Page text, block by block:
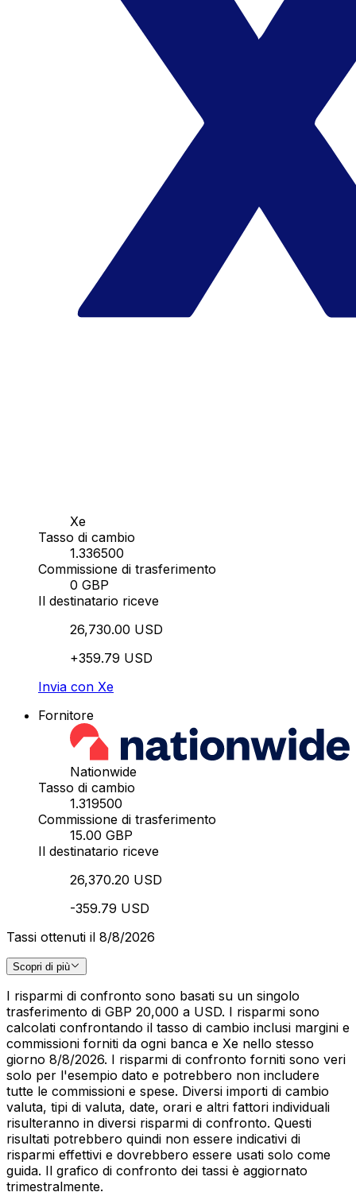
Xe
Tasso di cambio
1.336500
Commissione di trasferimento
0 GBP
Il destinatario riceve
26,730.00 USD
+359.79 USD
Invia con Xe
Fornitore
Nationwide
Tasso di cambio
1.319500
Commissione di trasferimento
15.00 GBP
Il destinatario riceve
26,370.20 USD
-359.79 USD
Tassi ottenuti il 8/8/2026
Scopri di più
I risparmi di confronto sono basati su un singolo
trasferimento di GBP 20,000 a USD. I risparmi sono
calcolati confrontando il tasso di cambio inclusi margini e
commissioni forniti da ogni banca e Xe nello stesso
giorno 8/8/2026. I risparmi di confronto forniti sono veri
solo per l'esempio dato e potrebbero non includere
tutte le commissioni e spese. Diversi importi di cambio
valuta, tipi di valuta, date, orari e altri fattori individuali
risulteranno in diversi risparmi di confronto. Questi
risultati potrebbero quindi non essere indicativi di
risparmi effettivi e dovrebbero essere usati solo come
guida. Il grafico di confronto dei tassi è aggiornato
trimestralmente.